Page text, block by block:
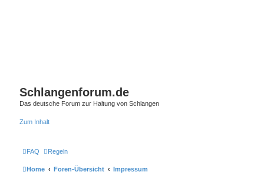
Schlangenforum.de
Das deutsche Forum zur Haltung von Schlangen
Zum Inhalt
FAQ Regeln
Home Foren-Übersicht Impressum